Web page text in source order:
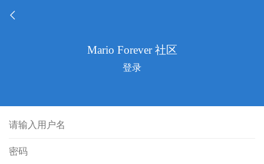
登录